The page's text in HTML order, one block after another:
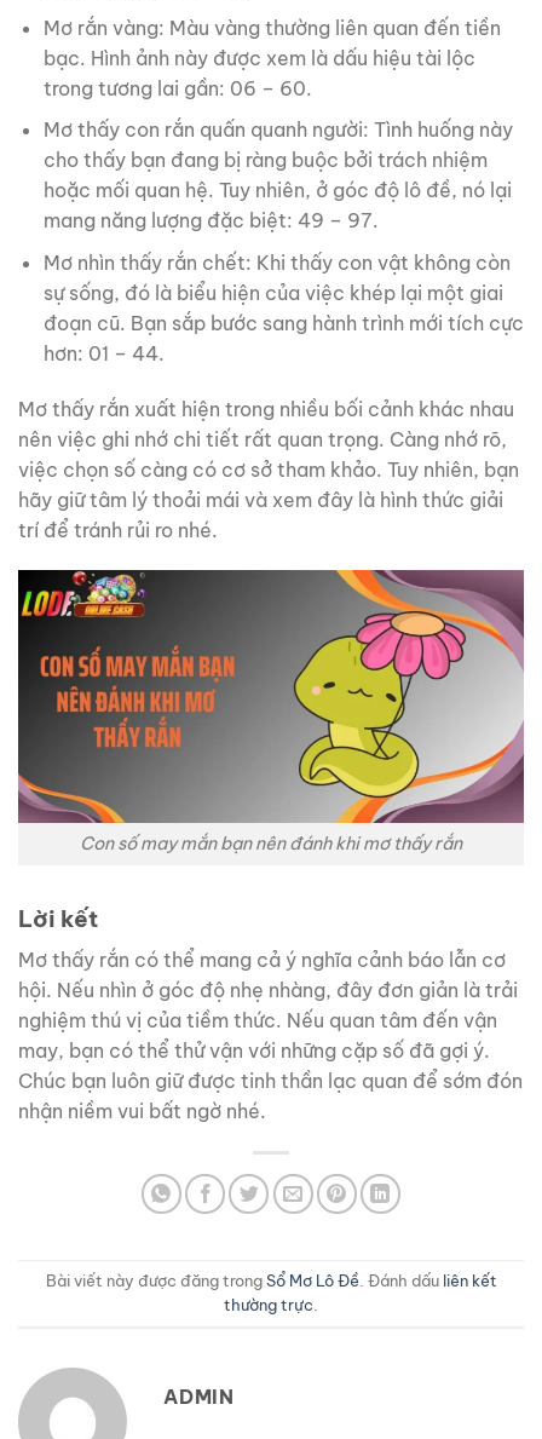
Mơ rắn vàng: Màu vàng thường liên quan đến tiền
bạc. Hình ảnh này được xem là dấu hiệu tài lộc
trong tương lai gần: 06 – 60.
Mơ thấy con rắn quấn quanh người: Tình huống này
cho thấy bạn đang bị ràng buộc bởi trách nhiệm
hoặc mối quan hệ. Tuy nhiên, ở góc độ lô đề, nó lại
mang năng lượng đặc biệt: 49 – 97.
Mơ nhìn thấy rắn chết: Khi thấy con vật không còn
sự sống, đó là biểu hiện của việc khép lại một giai
đoạn cũ. Bạn sắp bước sang hành trình mới tích cực
hơn: 01 – 44.
Mơ thấy rắn xuất hiện trong nhiều bối cảnh khác nhau
nên việc ghi nhớ chi tiết rất quan trọng. Càng nhớ rõ,
việc chọn số càng có cơ sở tham khảo. Tuy nhiên, bạn
hãy giữ tâm lý thoải mái và xem đây là hình thức giải
trí để tránh rủi ro nhé.
Con số may mắn bạn nên đánh khi mơ thấy rắn
Lời kết
Mơ thấy rắn có thể mang cả ý nghĩa cảnh báo lẫn cơ
hội. Nếu nhìn ở góc độ nhẹ nhàng, đây đơn giản là trải
nghiệm thú vị của tiềm thức. Nếu quan tâm đến vận
may, bạn có thể thử vận với những cặp số đã gợi ý.
Chúc bạn luôn giữ được tinh thần lạc quan để sớm đón
nhận niềm vui bất ngờ nhé.
Bài viết này được đăng trongSổ Mơ Lô Đề . Đánh dấu liên kết
thường trực
ADMIN